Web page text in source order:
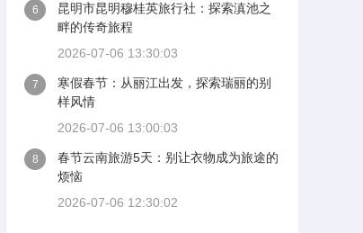
6
昆明市昆明穆桂英旅行社：探索滇池之
畔的传奇旅程
2026-07-06 13:30:03
7
寒假春节：从丽江出发，探索瑞丽的别
样风情
2026-07-06 13:00:03
8
春节云南旅游5天：别让衣物成为旅途的
烦恼
2026-07-06 12:30:02